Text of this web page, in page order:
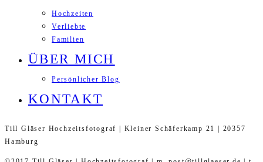
Hochzeiten
Verliebte
Familien
ÜBER MICH
Persönlicher Blog
KONTAKT
Till Gläser Hochzeitsfotograf | Kleiner Schäferkamp 21 | 20357
Hamburg